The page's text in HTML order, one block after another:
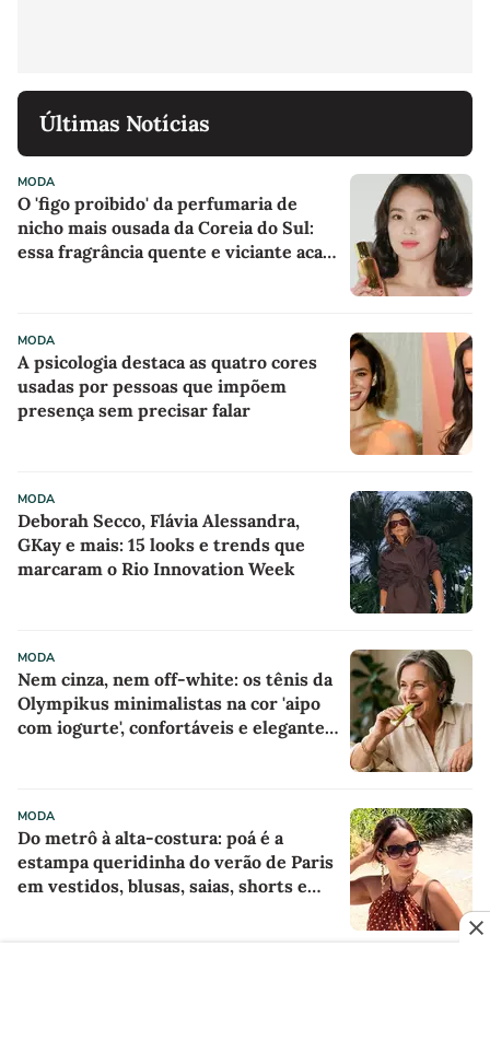
Últimas Notícias
MODA
O 'figo proibido' da perfumaria de
nicho mais ousada da Coreia do Sul:
essa fragrância quente e viciante acaba
MODA
A psicologia destaca as quatro cores
usadas por pessoas que impõem
presença sem precisar falar
MODA
Deborah Secco, Flávia Alessandra,
GKay e mais: 15 looks e trends que
marcaram o Rio Innovation Week
MODA
Nem cinza, nem off-white: os tênis da
Olympikus minimalistas na cor 'aipo
com iogurte', confortáveis e elegantes
todo com saias ou calças largas
MODA
Do metrô à alta-costura: poá é a
estampa queridinha do verão de Paris
em vestidos, blusas, saias, shorts e